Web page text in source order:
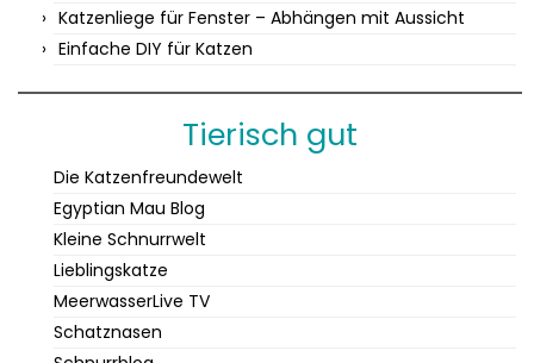
Katzenliege für Fenster – Abhängen mit Aussicht
Einfache DIY für Katzen
Tierisch gut
Die Katzenfreundewelt
Egyptian Mau Blog
Kleine Schnurrwelt
Lieblingskatze
MeerwasserLive TV
Schatznasen